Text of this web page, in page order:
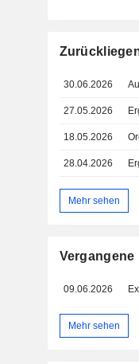
30.06.2026
27.05.2026
18.05.2026
28.04.2026
Mehr sehen
09.06.2026
Mehr sehen